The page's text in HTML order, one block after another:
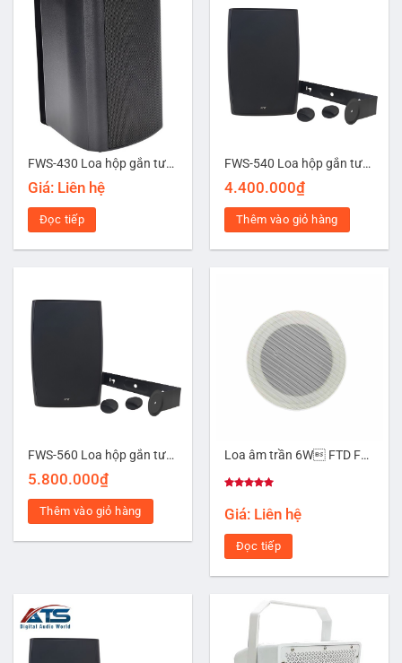
FWS-430 Loa hộp gắn tường công suất 30W
Giá: Liên hệ
Đọc tiếp
FWS-540 Loa hộp gắn tường 40W
4.400.000₫
Thêm vào giỏ hàng
FWS-560 Loa hộp gắn tường 60W
5.800.000₫
Thêm vào giỏ hàng
Loa âm trần 6W FTD FCS-706
hạng
5.00
5 sao
Giá: Liên hệ
Đọc tiếp